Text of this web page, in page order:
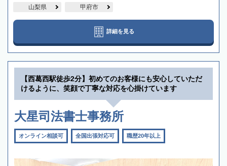
山梨県 甲府市
詳細を見る
【西葛西駅徒歩2分】初めてのお客様にも安心していただ
けるように、笑顔で丁寧な対応を心掛けています
大星司法書士事務所
オンライン相談可 全国出張対応可 職歴20年以上